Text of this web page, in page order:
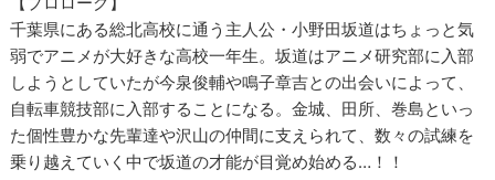
千葉県にある総北高校に通う主人公・小野田坂道はちょっと気
弱でアニメが大好きな高校一年生。坂道はアニメ研究部に入部
しようとしていたが今泉俊輔や鳴子章吉との出会いによって、
自転車競技部に入部することになる。金城、田所、巻島といっ
た個性豊かな先輩達や沢山の仲間に支えられて、数々の試練を
乗り越えていく中で坂道の才能が目覚め始める…！！